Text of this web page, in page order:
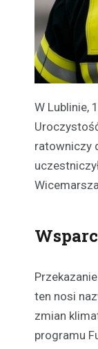
W Lublinie,
ratowniczy
ten nosi
zmian
programu